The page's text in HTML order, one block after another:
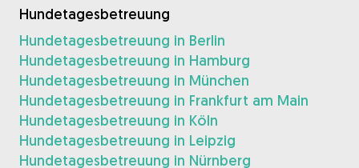
Hundetagesbetreuung
Hundetagesbetreuung in Berlin
Hundetagesbetreuung in Hamburg
Hundetagesbetreuung in München
Hundetagesbetreuung in Frankfurt am Main
Hundetagesbetreuung in Köln
Hundetagesbetreuung in Leipzig
Hundetagesbetreuung in Nürnberg